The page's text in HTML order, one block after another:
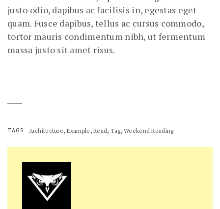
justo odio, dapibus ac facilisis in, egestas eget
quam. Fusce dapibus, tellus ac cursus commodo,
tortor mauris condimentum nibh, ut fermentum
massa justo sit amet risus.
TAGS Architecture, Example ,Read, Tag,Weekend Reading